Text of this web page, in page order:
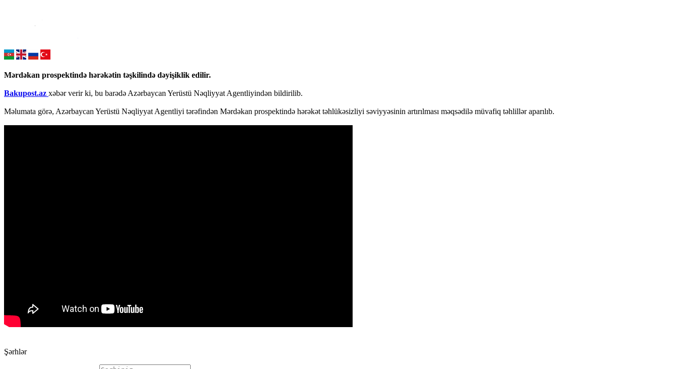
Mərdəkan prospektində hərəkətin təşkilində dəyişiklik edilir.
Bakupost.az xəbər verir ki, bu barədə Azərbaycan Yerüstü Nəqliyyat Agentliyindən bildirilib.
Məlumata görə, Azərbaycan Yerüstü Nəqliyyat Agentliyi tərəfindən Mərdəkan prospektində hərəkət təhlükəsizliyi səviyyəsinin artırılması məqsədilə müvafiq təhlillər aparılıb.
Şərhlər